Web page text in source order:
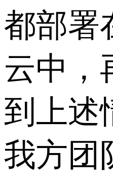
都部署
云中，
到上述
我方团